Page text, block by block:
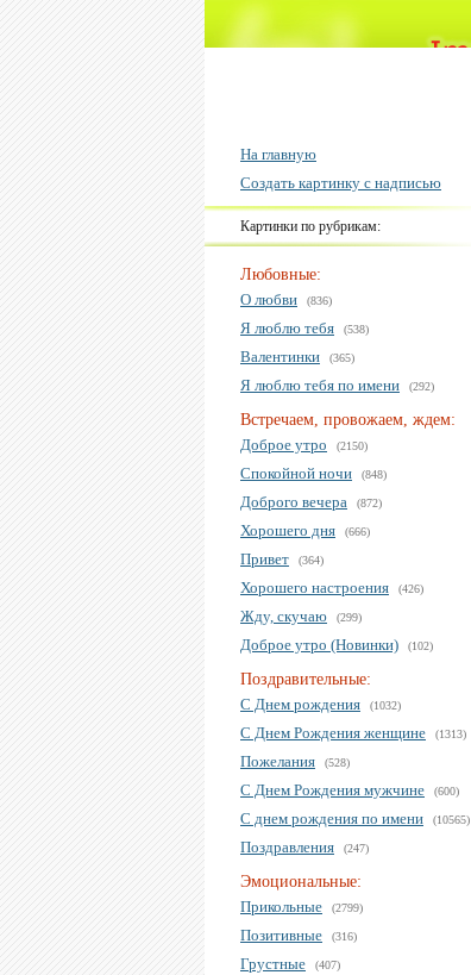
На главную
Создать картинку с надписью
Картинки по рубрикам:
Любовные:
О любви
(836)
Я люблю тебя (538)
Валентинки (365)
Я люблю тебя по имени (292)
Встречаем, провожаем, ждем:
Доброе утро
(2150)
Спокойной ночи (848)
Доброго вечера (872)
Хорошего дня (666)
Привет (364)
Хорошего настроения (426)
Жду, скучаю (299)
Доброе утро (Новинки) (102)
Поздравительные:
С Днем рождения
(1032)
С Днем Рождения женщине (1313)
Пожелания (528)
С Днем Рождения мужчине (600)
С днем рождения по имени (10565)
Поздравления (247)
Эмоциональные:
Прикольные
(2799)
Позитивные (316)
Грустные (407)